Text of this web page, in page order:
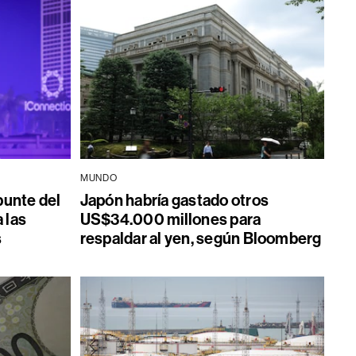
del
las
MUNDO
Japón habría gastado otros
US$34.000 millones para
respaldar al yen, según Bloomberg